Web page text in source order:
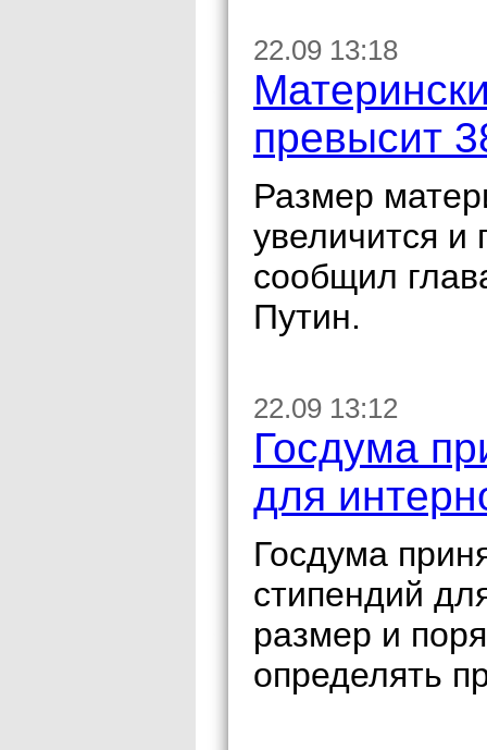
22.09 13:18
превысит
Размер
увеличится и
сообщил
Путин.
22.09 13:12
Госдума
для
Госдума
стипендий
размер и
определять